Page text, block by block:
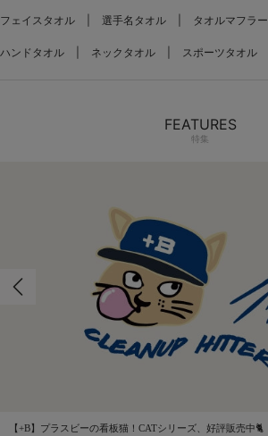
フェイスタオル 選手名タオル タオルマフラー
ハンドタオル ネックタオル スポーツタオル
FEATURES
特集
【+B】プラスビーの看板猫！CATシリーズ、好評販売中🐈